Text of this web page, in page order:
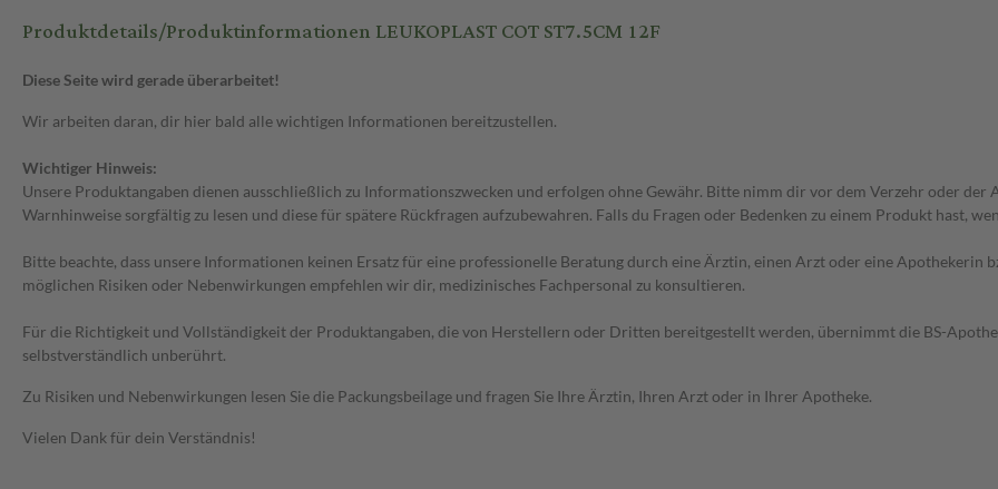
Produktdetails/Produktinformationen LEUKOPLAST COT ST7.5CM 12F
Diese Seite wird gerade überarbeitet!
Wir arbeiten daran, dir hier bald alle wichtigen Informationen bereitzustellen.
Wichtiger Hinweis:
Unsere Produktangaben dienen ausschließlich zu Informationszwecken und erfolgen ohne Gewähr. Bitte nimm dir vor dem Verzehr oder
Warnhinweise sorgfältig zu lesen und diese für spätere Rückfragen aufzubewahren. Falls du Fragen oder Bedenken zu einem Produkt hast,
Bitte beachte, dass unsere Informationen keinen Ersatz für eine professionelle Beratung durch eine Ärztin, einen Arzt oder eine Apothekerin
möglichen Risiken oder Nebenwirkungen empfehlen wir dir, medizinisches Fachpersonal zu konsultieren.
Für die Richtigkeit und Vollständigkeit der Produktangaben, die von Herstellern oder Dritten bereitgestellt werden, übernimmt die BS-
selbstverständlich unberührt.
Zu Risiken und Nebenwirkungen lesen Sie die Packungsbeilage und fragen Sie Ihre Ärztin, Ihren Arzt oder in Ihrer Apotheke.
Vielen Dank für dein Verständnis!